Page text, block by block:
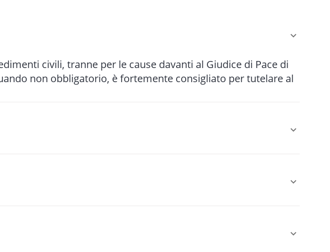
civili, tranne per le cause davanti al Giudice di Pace di
non obbligatorio, è fortemente consigliato per tutelare al